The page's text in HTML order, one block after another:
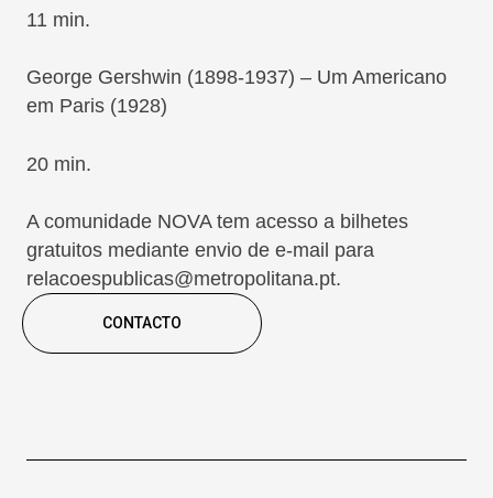
11 min.
George Gershwin (1898-1937) – Um Americano
em Paris (1928)
20 min.
A comunidade NOVA tem acesso a bilhetes
gratuitos mediante envio de e-mail para
relacoespublicas@metropolitana.pt.
CONTACTO